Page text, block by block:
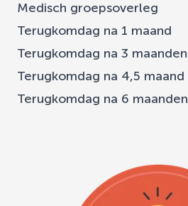
Medisch groepsoverleg
Terugkomdag na 1 maand
Terugkomdag na 3 maanden
Terugkomdag na 4,5 maand
Terugkomdag na 6 maanden